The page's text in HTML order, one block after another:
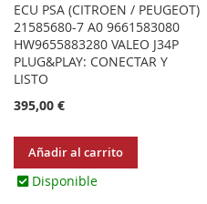
ECU PSA (CITROEN / PEUGEOT)
21585680-7 A0 9661583080
HW9655883280 VALEO J34P
PLUG&PLAY: CONECTAR Y
LISTO
395,00 €
Añadir al carrito
Disponible